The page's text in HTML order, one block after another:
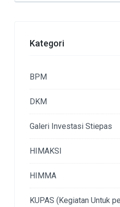
Kategori
BPM
DKM
Galeri Investasi Stiepas
HIMAKSI
HIMMA
KUPAS (Kegiatan Untuk